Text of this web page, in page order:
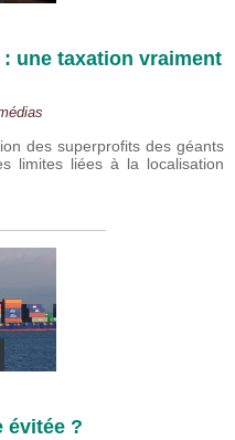
une taxation vraiment
des superprofits des géants
limites liées à la localisation
évitée ?